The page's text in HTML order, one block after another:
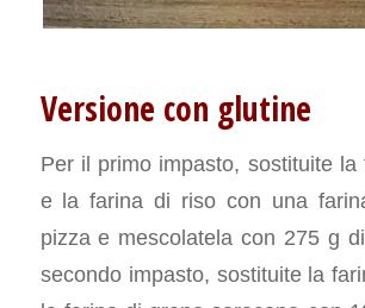
Versione con glutine
Per il primo impasto, sostituite la
e la farina di riso con una
pizza e mescolatela con 275 g
secondo impasto, sostituite la